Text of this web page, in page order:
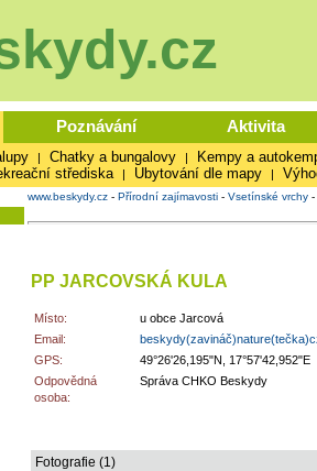
Poznávání Aktivita
| Chatky a bungalovy | Kempy a
střediska | Ubytování dle mapy |
www.beskydy.cz - Přírodní zajímavosti - Vsetínské vrchy -
PP JARCOVSKÁ KULA
Místo:
u obce Jarcová
Email:
GPS:
49°26'26,195"N, 17°57'42,952"E
Odpovědná
osoba:
Správa CHKO Beskydy
Fotografie (1)